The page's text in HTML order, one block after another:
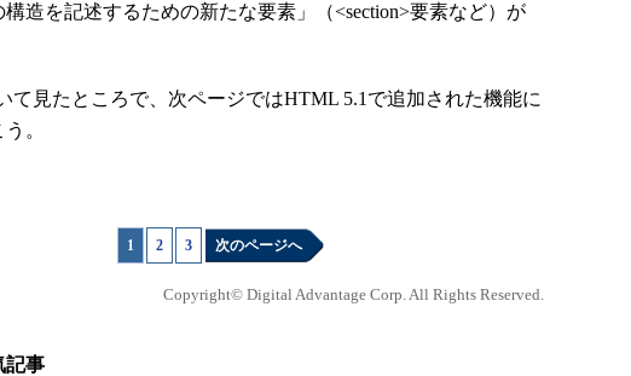
造を記述するための新たな要素」（<section>要素など）が
見たところで、次ページではHTML 5.1で追加された機能に
。
1 2 3 次のページへ
Copyright© Digital Advantage Corp. All Rights Reserved.
記事